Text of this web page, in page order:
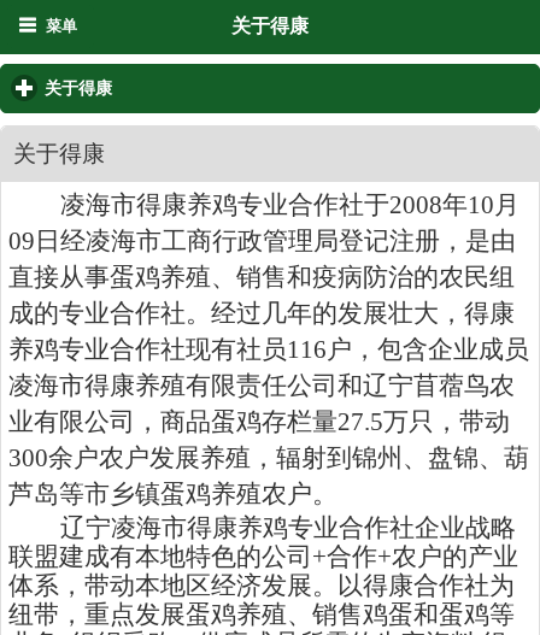
关于得康
菜单
关于得康
关于得康
凌海市得康养鸡专业合作社于2008年10 月
09 日经凌海市工商行政管理局登记注册，是由
直接从事蛋鸡养殖、销售和疫病防治的农民组
成的专业合作社。经过几年的发展壮大，得康
养鸡专业合作社现有社员116 户，包含企业成员
凌海市得康养殖有限责任公司和辽宁苜蓿鸟农
业有限公司，商品蛋鸡存栏量27.5万只，带动
300余户农户发展养殖，辐射到锦州、盘锦、葫
芦岛等市乡镇蛋鸡养殖农户。
辽宁凌海市得康养鸡专业合作社企业战略
联盟建成有本地特色的公司 +合作+农户的产业
体系，带动本地区经济发展。以得康合作社为
纽带，重点发展蛋鸡养殖、销售鸡蛋和蛋鸡等